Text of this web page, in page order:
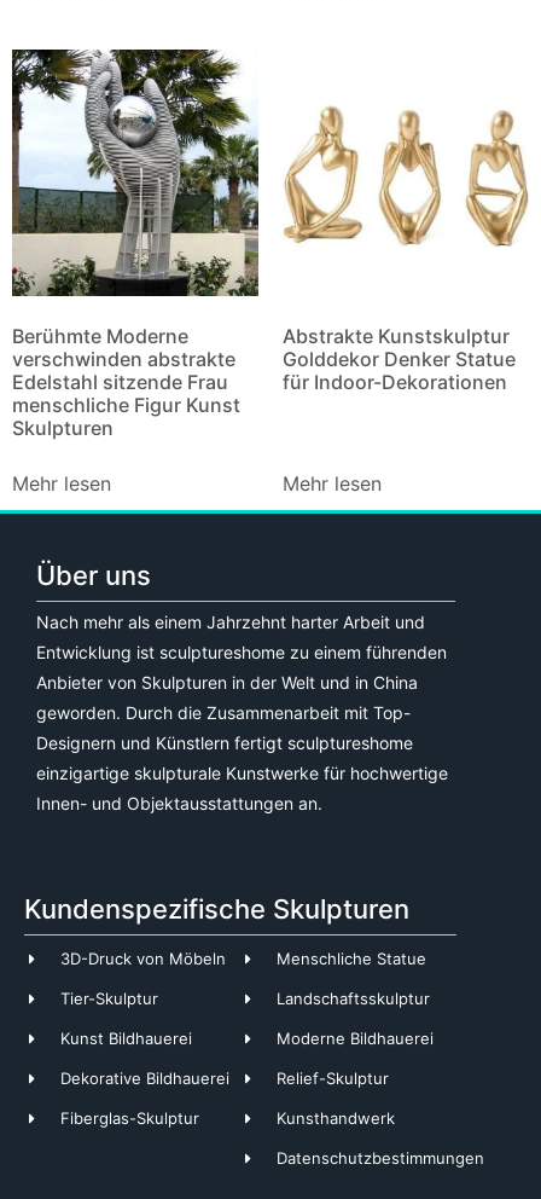
Berühmte Moderne
verschwinden abstrakte
Edelstahl sitzende Frau
menschliche Figur Kunst
Skulpturen
Mehr lesen
Abstrakte Kunstskulptur
Golddekor Denker Statue
für Indoor-Dekorationen
Mehr lesen
Über uns
Nach mehr als einem Jahrzehnt harter Arbeit und
Entwicklung ist sculptureshome zu einem führenden
Anbieter von Skulpturen in der Welt und in China
geworden. Durch die Zusammenarbeit mit Top-
Designern und Künstlern fertigt sculptureshome
einzigartige skulpturale Kunstwerke für hochwertige
Innen- und Objektausstattungen an.
Kundenspezifische Skulpturen
3D-Druck von Möbeln
Tier-Skulptur
Kunst Bildhauerei
Dekorative Bildhauerei
Fiberglas-Skulptur
Menschliche Statue
Landschaftsskulptur
Moderne Bildhauerei
Relief-Skulptur
Kunsthandwerk
Datenschutzbestimmungen